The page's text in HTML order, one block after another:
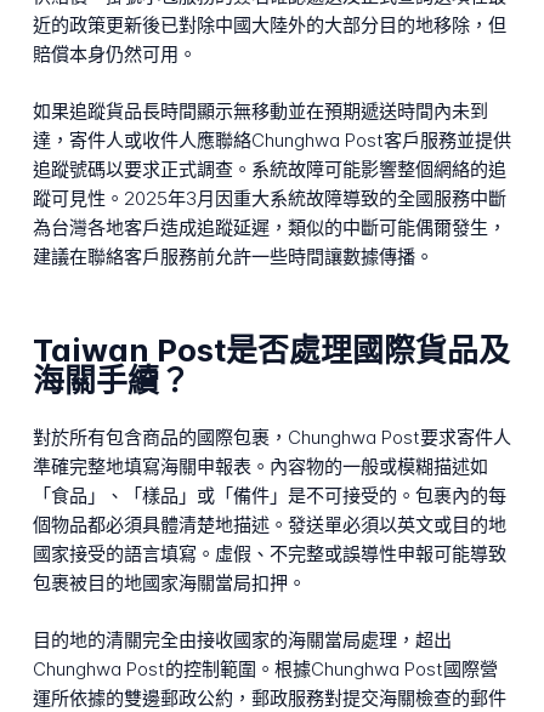
近的政策更新後已對除中國大陸外的大部分目的地移除，但
賠償本身仍然可用。
如果追蹤貨品長時間顯示無移動並在預期遞送時間內未到
達，寄件人或收件人應聯絡Chunghwa Post客戶服務並提供
追蹤號碼以要求正式調查。系統故障可能影響整個網絡的追
蹤可見性。2025年3月因重大系統故障導致的全國服務中斷
為台灣各地客戶造成追蹤延遲，類似的中斷可能偶爾發生，
建議在聯絡客戶服務前允許一些時間讓數據傳播。
Taiwan Post是否處理國際貨品及
海關手續？
對於所有包含商品的國際包裹，Chunghwa Post要求寄件人
準確完整地填寫海關申報表。內容物的一般或模糊描述如
「食品」、「樣品」或「備件」是不可接受的。包裹內的每
個物品都必須具體清楚地描述。發送單必須以英文或目的地
國家接受的語言填寫。虛假、不完整或誤導性申報可能導致
包裹被目的地國家海關當局扣押。
目的地的清關完全由接收國家的海關當局處理，超出
Chunghwa Post的控制範圍。根據Chunghwa Post國際營
運所依據的雙邊郵政公約，郵政服務對提交海關檢查的郵件